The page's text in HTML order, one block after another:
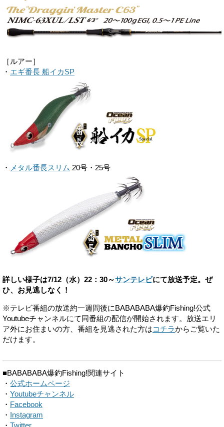
［ルアー］
・ エギ番長 船イカSP
・ メタル番長スリム 20号・25号
詳しい様子は7/12（水）22：30～サンテレビにて放送予定。ぜ
ひ、お見逃しなく！
※テレビ番組の放送約一週間後にBABABABA爆釣Fishing!公式
Youtubeチャンネルにて同番組の配信が開始されます。放送エリ
ア外にお住まいの方、番組を見逃された方はコチラからご覧いた
だけます。
■BABABABA爆釣Fishing!関連サイト
・ 公式ホームページ
・ Youtubeチャンネル
・ Facebook
・
Instagram